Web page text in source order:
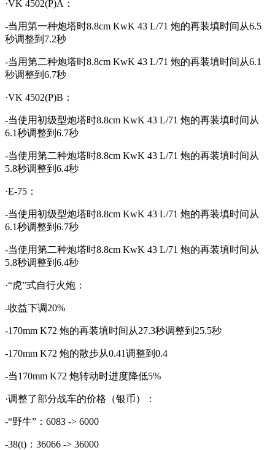
·VK 4502(P)A：
-当用第一种炮塔时8.8cm KwK 43 L/71 炮的再装填时间从6.5
秒调整到7.2秒
-当用第二种炮塔时8.8cm KwK 43 L/71 炮的再装填时间从6.1
秒调整到6.7秒
·VK 4502(P)B：
-当使用初级型炮塔时8.8cm KwK 43 L/71 炮的再装填时间从
6.1秒调整到6.7秒
-当使用第二种炮塔时8.8cm KwK 43 L/71 炮的再装填时间从
5.8秒调整到6.4秒
·E-75：
-当使用初级型炮塔时8.8cm KwK 43 L/71 炮的再装填时间从
6.1秒调整到6.7秒
-当使用第二种炮塔时8.8cm KwK 43 L/71 炮的再装填时间从
5.8秒调整到6.4秒
·“虎”式自行火炮：
-收益下调20%
-170mm K72 炮的再装填时间从27.3秒调整到25.5秒
-170mm K72 炮的散步从0.41调整到0.4
-当170mm K72 炮转动时进度降低5%
·调整了部分战车的价格（银币）：
-“野牛”：6083 -> 6000
-38(t)：36066 -> 36000